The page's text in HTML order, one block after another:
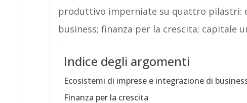
produttivo imperniate su quattro pilastri:
business; finanza per la crescita; capitale
Indice degli argomenti
Ecosistemi di imprese e integrazione di
Finanza per la crescita